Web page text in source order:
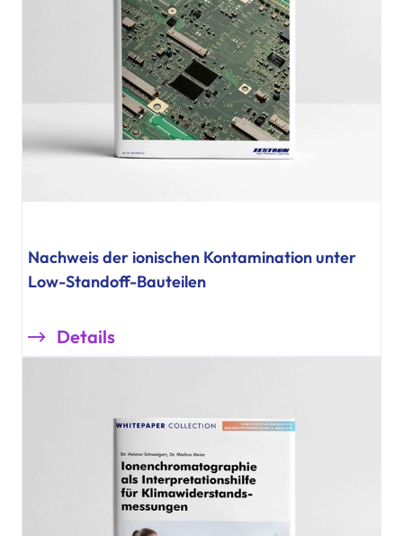
Nachweis der ionischen Kontamination unter
Low-Standoff-Bauteilen
Details